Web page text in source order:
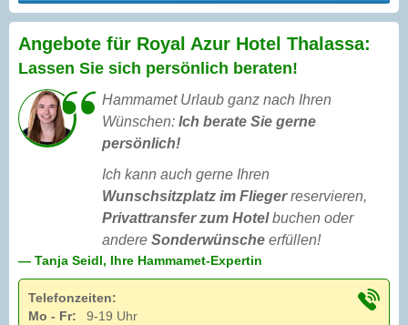
Angebote für Royal Azur Hotel Thalassa:
Lassen Sie sich persönlich beraten!
Hammamet Urlaub ganz nach Ihren
Wünschen: Ich berate Sie gerne
persönlich!
Ich kann auch gerne Ihren
Wunschsitzplatz im Fliegerreservieren,
Privattransfer zum Hotelbuchen oder
andere Sonderwünsche erfüllen!
— Tanja Seidl, Ihre Hammamet-Expertin
Telefonzeiten:
Mo - Fr:
9-19 Uhr